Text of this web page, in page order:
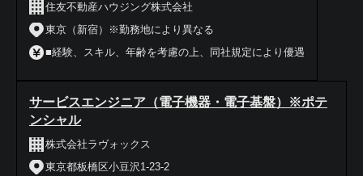
住友不動産ハウジング株式会社
東京（新宿）※勤務地により異なる
■経験、スキル、年齢を考慮の上、同社規定により優遇
サービスエンジニア（電子機器・電子基盤）※ポテ
ンシャル
株式会社ラヴォックス
東京都板橋区小豆沢1-23-2